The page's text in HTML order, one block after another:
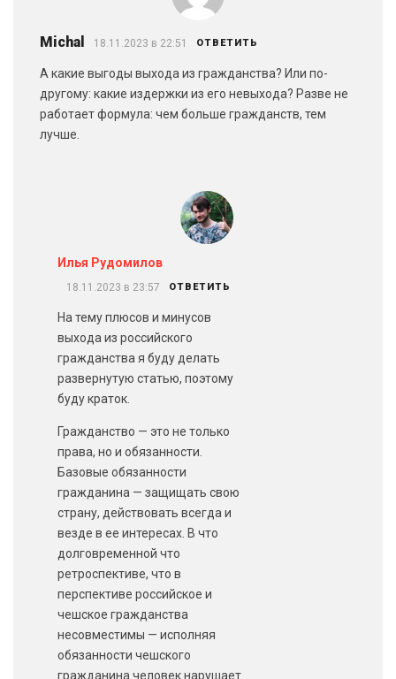
Michal 18.11.2023 в 22:51 ОТВЕТИТЬ
А какие выгоды выхода из гражданства? Или по-
другому: какие издержки из его невыхода? Разве не
работает формула: чем больше гражданств, тем
лучше.
Илья Рудомилов
18.11.2023 в 23:57 ОТВЕТИТЬ
На тему плюсов и минусов
выхода из российского
гражданства я буду делать
развернутую статью, поэтому
буду краток.
Гражданство — это не только
права, но и обязанности.
Базовые обязанности
гражданина — защищать свою
страну, действовать всегда и
везде в ее интересах. В что
долговременной что
ретроспективе, что в
перспективе российское и
чешское гражданства
несовместимы — исполняя
обязанности чешского
гражданина человек нарушает